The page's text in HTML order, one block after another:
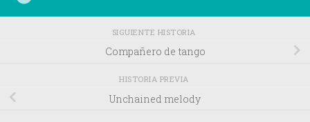
SIGUIENTE HISTORIA
Compañero de tango
HISTORIA PREVIA
Unchained melody